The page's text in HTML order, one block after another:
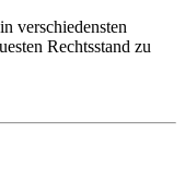
verschiedensten
Rechtsstand zu